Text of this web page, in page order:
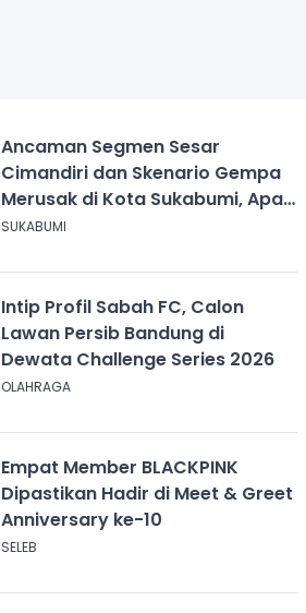
Ancaman Segmen Sesar
Cimandiri dan Skenario Gempa
Merusak di Kota Sukabumi, Apa
yang Harus Dilakukan?
SUKABUMI
Intip Profil Sabah FC, Calon
Lawan Persib Bandung di
Dewata Challenge Series 2026
OLAHRAGA
Empat Member BLACKPINK
Dipastikan Hadir di Meet & Greet
Anniversary ke-10
SELEB